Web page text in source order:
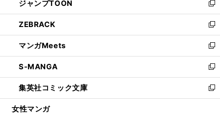
く
で
開
く
ド
ウ
で
開
く
ィ
ン
ド
ウ
で
開
く
い
ウ
ィ
ン
ド
ウ
で
開
く
ジャンプTOON
新
し
い
ウ
ィ
ン
ド
ウ
で
開
ZEBRACK
新
し
い
ウ
ィ
ン
ド
ウ
マンガMeets
新
し
い
ウ
ィ
ン
S-MANGA
新
し
い
ウ
集英社コミック文庫
新
し
女性マンガ